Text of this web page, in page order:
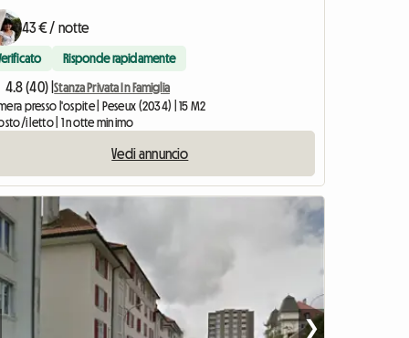
43 € / notte
Risponde rapidamente
4.8 (40) |Stanza Privata In Famiglia
presso l'ospite | Peseux (2034) | 15 M2
i letto | 1 notte minimo
Vedi annuncio
❯